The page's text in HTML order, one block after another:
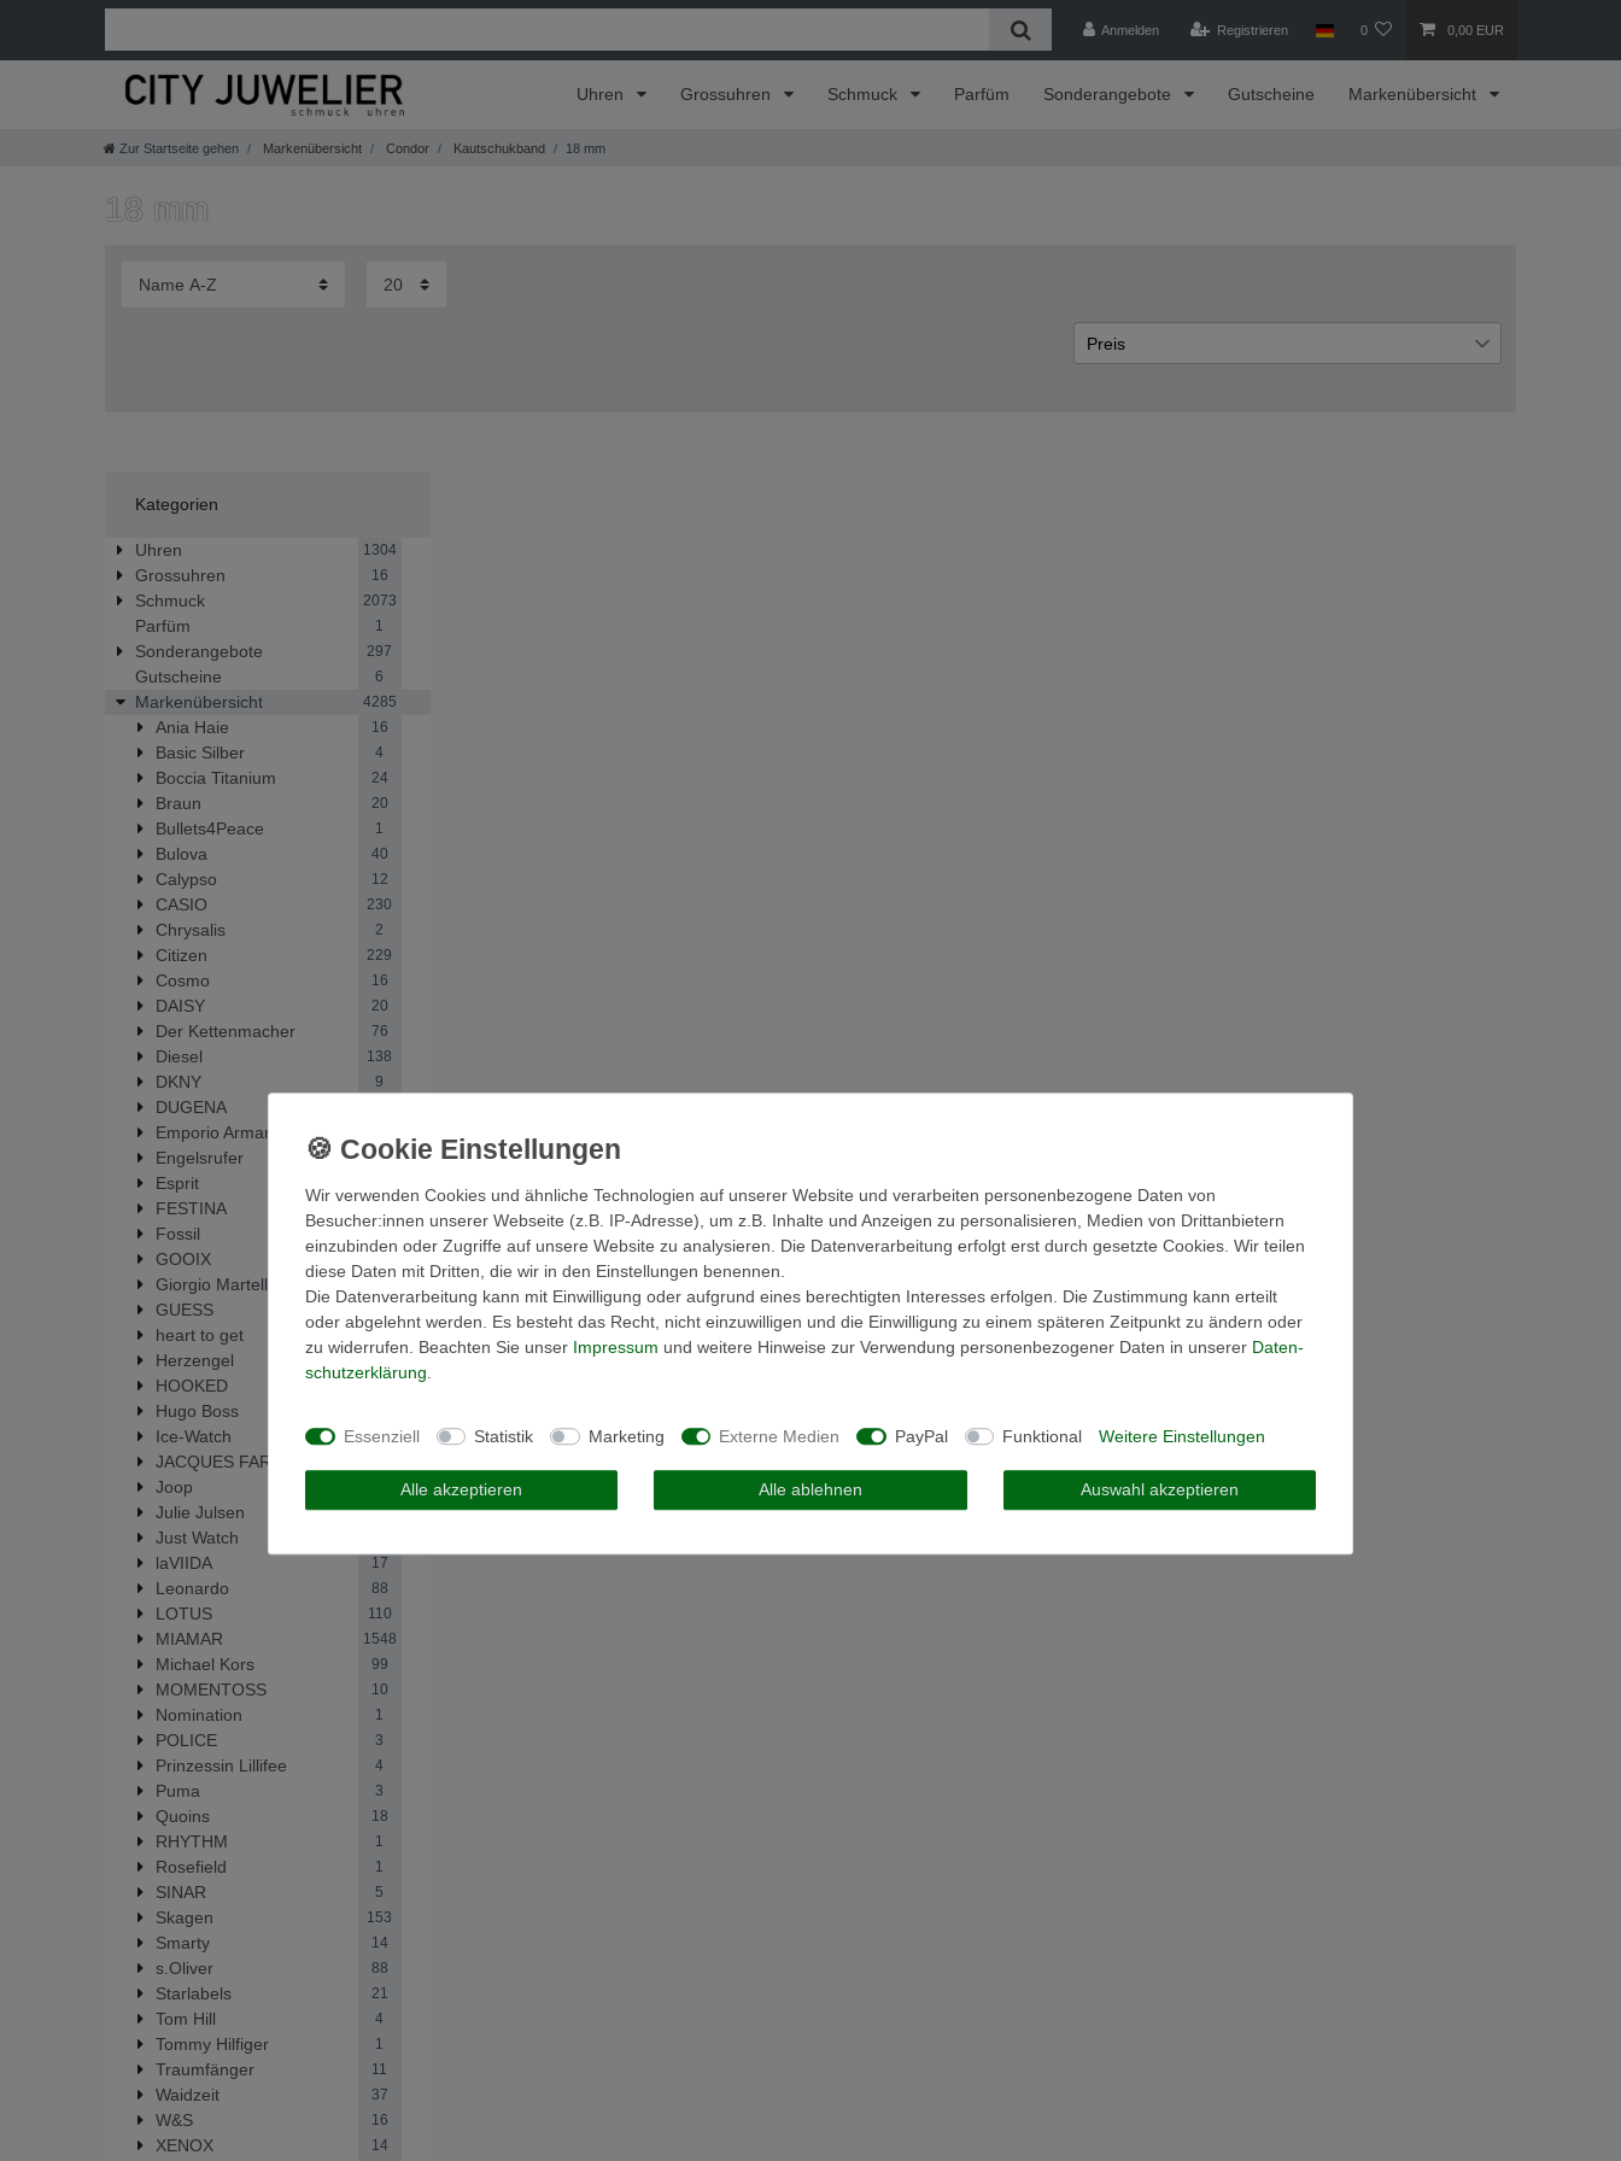
Anmelden Registrieren 0 0,00 EUR
Uhren Grossuhren Schmuck Parfüm Sonderangebote Gutscheine Markenübersicht
Zur Startseite gehen Markenübersicht Condor Kautschukband 18 mm
18 mm
Preis
Kategorien
Uhren 1304
Grossuhren 16
Schmuck 2073
Parfüm 1
Sonderangebote 297
Gutscheine 6
Markenübersicht 4285
Ania Haie 16
Basic Silber 4
Boccia Titanium 24
Braun 20
Bullets4Peace 1
Bulova 40
Calypso 12
CASIO 230
Chrysalis 2
Citizen 229
Cosmo 16
DAISY 20
Der Kettenmacher 76
Diesel 138
DKNY 9
DUGENA
Emporio Armani
Engelsrufer 14
Esprit
FESTINA
Fossil
GOOIX
Giorgio Martello
GUESS
heart to get 19
Herzengel
HOOKED
Hugo Boss
Ice-Watch 1
JACQUES FAREL
Joop
Julie Julsen 137
Just Watch
laVIIDA 17
Leonardo 88
LOTUS 110
MIAMAR 1548
Michael Kors 99
MOMENTOSS 10
Nomination 1
POLICE 3
Prinzessin Lillifee 4
Puma 3
Quoins 18
RHYTHM 1
Rosefield 1
SINAR 5
Skagen 153
Smarty 14
s.Oliver 88
Starlabels 21
Tom Hill 4
Tommy Hilfiger 1
Traumfänger 11
Waidzeit 37
W&S 16
XENOX 14
Wir verwenden Cookies und ähnliche Technologien auf unserer Website und verarbeiten personenbezogene Daten von
Besucher:innen unserer Webseite (z.B. IP-Adresse), um z.B. Inhalte und Anzeigen zu personalisieren, Medien von Drittanbietern
einzubinden oder Zugriffe auf unsere Website zu analysieren. Die Datenverarbeitung erfolgt erst durch gesetzte Cookies. Wir teilen
diese Daten mit Dritten, die wir in den Einstellungen benennen.
Die Datenverarbeitung kann mit Einwilligung oder aufgrund eines berechtigten Interesses erfolgen. Die Zustimmung kann erteilt
oder abgelehnt werden. Es besteht das Recht, nicht einzuwilligen und die Einwilligung zu einem späteren Zeitpunkt zu ändern oder
zu widerrufen. Beachten Sie unser Impressum und weitere Hinweise zur Verwendung personenbezogener Daten in unserer Daten­
schutz­erklärung.
Essenziell Statistik Marketing Externe Medien PayPal Funktional Weitere Einstellungen
Alle akzeptieren Alle ablehnen Auswahl akzeptieren